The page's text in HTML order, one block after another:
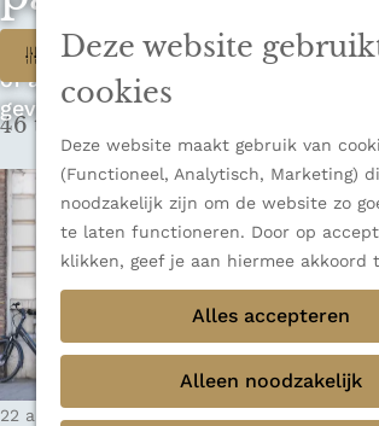
Deze website
cookies
Deze website maakt gebruik van
(Functioneel, Analytisch, Marketing)
noodzakelijk zijn om de website zo
te laten functioneren. Door op
klikken, geef je aan hiermee akkoord
Alles accepteren
Alleen noodzakelijk
n
a
r
e
h
o
m
e
p
a
g
e
u
Thema's
Verborgen parels
Mediakit 2026
Op zoek naar de ultieme rondreis,
of avontuur in de natuur? Onze
geven je alle inspiratie.
W
a
t
z
o
e
k
j
e
Filter
46 t/m 54 van 348 resultaten
22 augustus 2025